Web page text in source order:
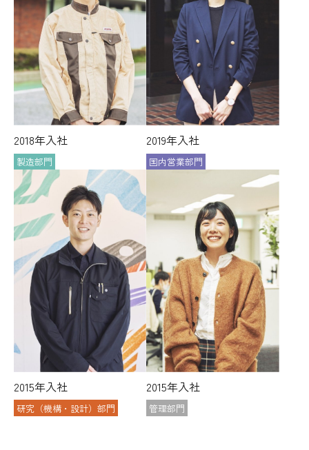
2018年入社
製造部門
2019年入社
国内営業部門
2015年入社
研究（機構・設計）部門
2015年入社
管理部門